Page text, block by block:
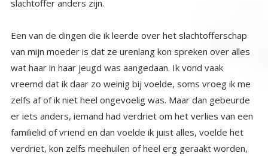
slachtoffer anders zijn.
Een van de dingen die ik leerde over het slachtofferschap
van mijn moeder is dat ze urenlang kon spreken over alles
wat haar in haar jeugd was aangedaan. Ik vond vaak
vreemd dat ik daar zo weinig bij voelde, soms vroeg ik me
zelfs af of ik niet heel ongevoelig was. Maar dan gebeurde
er iets anders, iemand had verdriet om het verlies van een
familielid of vriend en dan voelde ik juist alles, voelde het
verdriet, kon zelfs meehuilen of heel erg geraakt worden,
door die persoon. Ongevoelig was ik dus niet, maar hoe kon
dat dan? Het lezen van de Fontein in 2019 gaf me
antwoord op die vraag die nooit beantwoord was. Wat mijn
moeder liet zien waren secundaire emoties, en die zijn
totaal anders dan primaire emoties die direct met de